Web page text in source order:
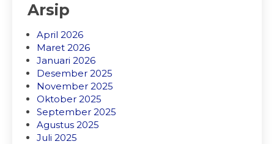
Arsip
April 2026
Maret 2026
Januari 2026
Desember 2025
November 2025
Oktober 2025
September 2025
Agustus 2025
Juli 2025